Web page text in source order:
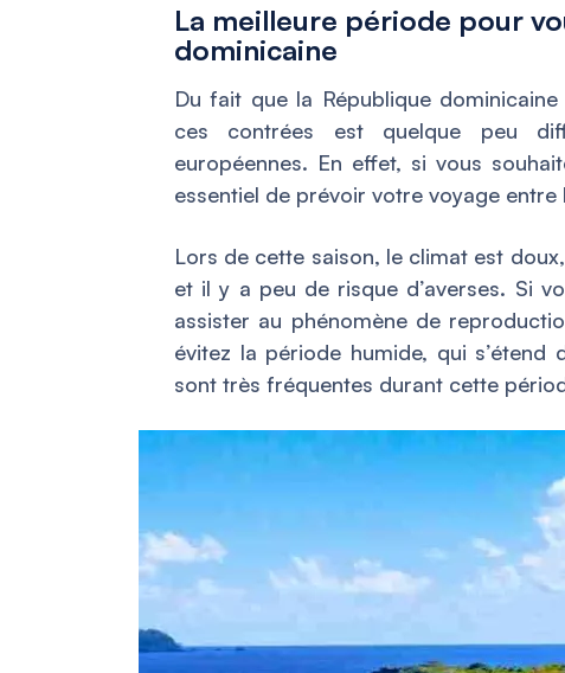
La meilleure période pour
dominicaine
Du fait que la République
ces contrées est quelque peu
européennes. En effet, si vous
essentiel de prévoir votre voyage
Lors de cette saison, le climat est
et il y a peu de risque d’averses. Si
assister au phénomène de
évitez la période humide, qui
sont très fréquentes durant cette